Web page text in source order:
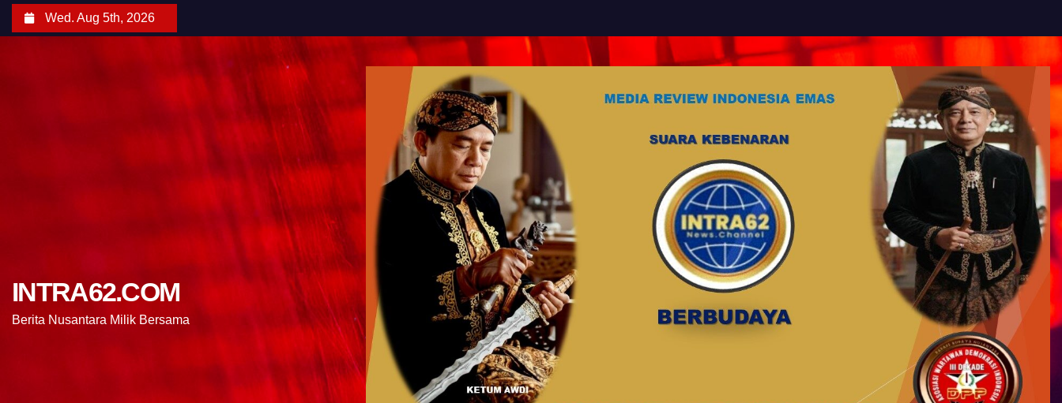
Wed. Aug 5th, 2026
INTRA62.COM
Berita Nusantara Milik Bersama